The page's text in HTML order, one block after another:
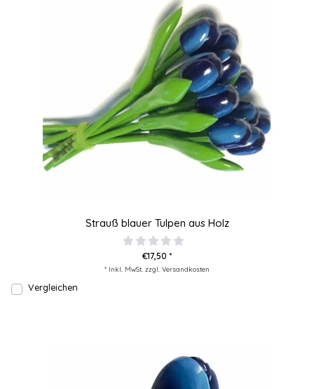
Strauß blauer Tulpen aus Holz
€17,50 *
* Inkl. MwSt. zzgl. Versandkosten
Vergleichen